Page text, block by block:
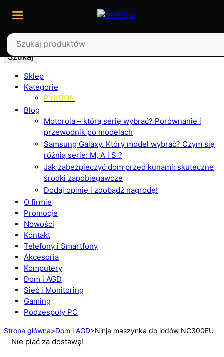
Szukaj
Sklep
Kategorie
PYKSON
Blog
Motorola – którą serię wybrać? Porównanie i
przewodnik po modelach
Samsung Galaxy. Który model wybrać? Czym się
różnią serie: M, A i S ?
Jak zabezpieczyć dom przed kunami: skuteczne
środki zapobiegawcze
Dodaj opinię i zdobądź nagrodę!
O firmie
Promocje
Nowości
Kontakt
Telefony i Smartfony
Akcesoria
Komputery
Dom i AGD
Sieć i Monitoring
Gaming
Podzespoły PC
Strona główna>Dom i AGD>Ninja maszynka do lodów NC300EU
Nie płać za dostawę!